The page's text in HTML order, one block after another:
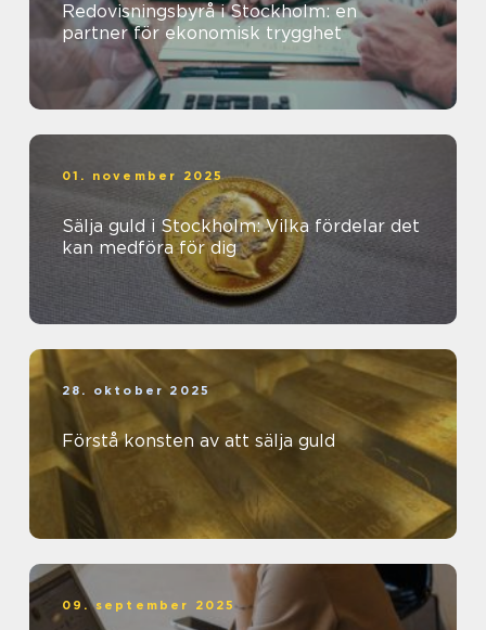
Redovisningsbyrå i Stockholm: en
partner för ekonomisk trygghet
01. november 2025
Sälja guld i Stockholm: Vilka fördelar det
kan medföra för dig
28. oktober 2025
Förstå konsten av att sälja guld
09. september 2025